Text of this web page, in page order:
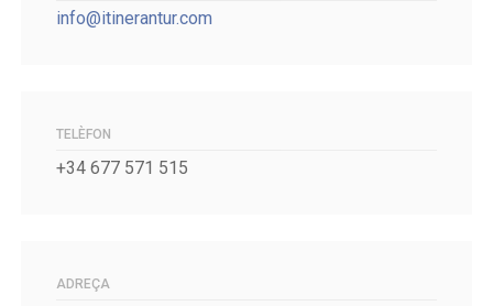
info@itinerantur.com
TELÈFON
+34 677 571 515
ADREÇA